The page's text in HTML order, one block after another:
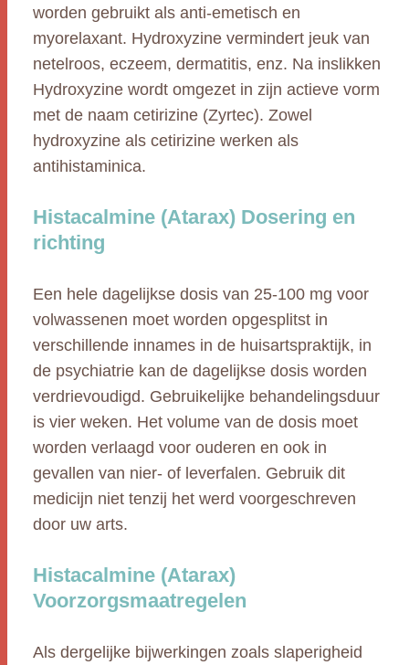
worden gebruikt als anti-emetisch en
myorelaxant. Hydroxyzine vermindert jeuk van
netelroos, eczeem, dermatitis, enz. Na inslikken
Hydroxyzine wordt omgezet in zijn actieve vorm
met de naam cetirizine (Zyrtec). Zowel
hydroxyzine als cetirizine werken als
antihistaminica.
Histacalmine (Atarax) Dosering en
richting
Een hele dagelijkse dosis van 25-100 mg voor
volwassenen moet worden opgesplitst in
verschillende innames in de huisartspraktijk, in
de psychiatrie kan de dagelijkse dosis worden
verdrievoudigd. Gebruikelijke behandelingsduur
is vier weken. Het volume van de dosis moet
worden verlaagd voor ouderen en ook in
gevallen van nier- of leverfalen. Gebruik dit
medicijn niet tenzij het werd voorgeschreven
door uw arts.
Histacalmine (Atarax)
Voorzorgsmaatregelen
Als dergelijke bijwerkingen zoals slaperigheid